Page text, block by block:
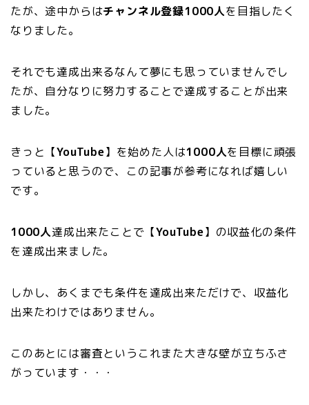
たが、途中からはチャンネル登録1000人を目指したく
なりました。
それでも達成出来るなんて夢にも思っていませんでし
たが、自分なりに努力することで達成することが出来
ました。
きっと【YouTube】を始めた人は1000人を目標に頑張
っていると思うので、この記事が参考になれば嬉しい
です。
1000人達成出来たことで【YouTube】の収益化の条件
を達成出来ました。
しかし、あくまでも条件を達成出来ただけで、収益化
出来たわけではありません。
このあとには審査というこれまた大きな壁が立ちふさ
がっています・・・